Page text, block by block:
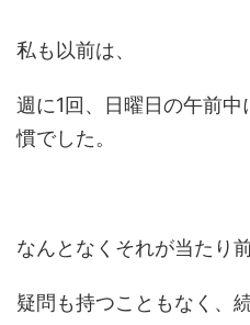
私も以前は、
週に1回、日曜日の午前
慣でした。
なんとなくそれが当たり前
疑問も持つこともなく、